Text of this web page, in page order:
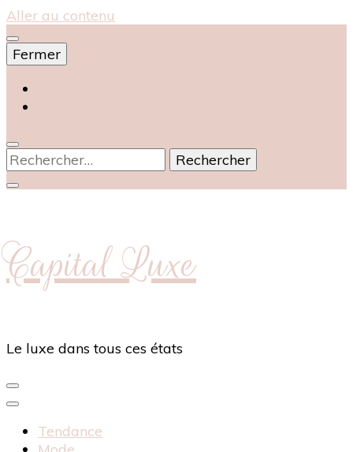
Aller au contenu
Fermer
Rechercher :
Capital Luxe
Le luxe dans tous ces états
Tendance